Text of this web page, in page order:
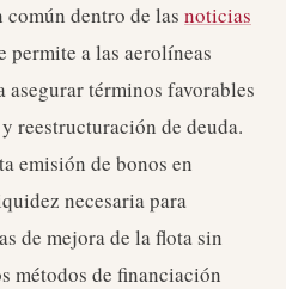
dentro de las noticias
permite a las aerolíneas
asegurar términos favorables
reestructuración de deuda.
emisión de bonos en
necesaria para
de mejora de la flota sin
métodos de financiación